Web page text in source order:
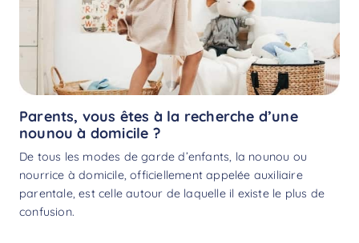
Parents, vous êtes à la recherche d’une
nounou à domicile ?
De tous les modes de garde d’enfants, la nounou ou
nourrice à domicile, officiellement appelée auxiliaire
parentale, est celle autour de laquelle il existe le plus de
confusion.